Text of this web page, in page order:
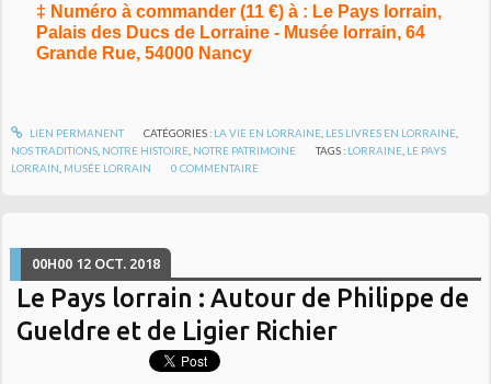
‡ Numéro à commander (11 €) à : Le Pays lorrain,
Palais des Ducs de Lorraine - Musée lorrain, 64
Grande Rue, 54000 Nancy
LIEN PERMANENT CATÉGORIES : LA VIE EN LORRAINE, LES LIVRES EN LORRAINE,
NOS TRADITIONS NOTRE HISTOIRE NOTRE PATRIMOINE TAGS : LORRAINE LE PAYS
LORRAIN MUSÉE LORRAIN 0 COMMENTAIRE
00H00 12 OCT. 2018
Le Pays lorrain : Autour de Philippe de
Gueldre et de Ligier Richier